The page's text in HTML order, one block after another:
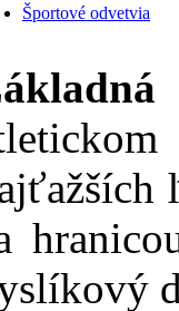
Športové odvetvia